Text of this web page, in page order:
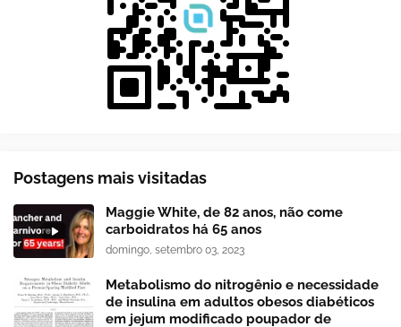
Postagens mais visitadas
Maggie White, de 82 anos, não come
carboidratos há 65 anos
domingo, setembro 03, 2023
Metabolismo do nitrogênio e necessidade
de insulina em adultos obesos diabéticos
em jejum modificado poupador de